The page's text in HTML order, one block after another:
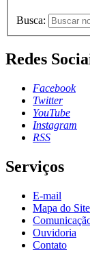
Busca:
Redes
Facebook
Twitter
YouTube
Instagram
RSS
Serviços
E-mail
Mapa do Site
Ouvidoria
Contato